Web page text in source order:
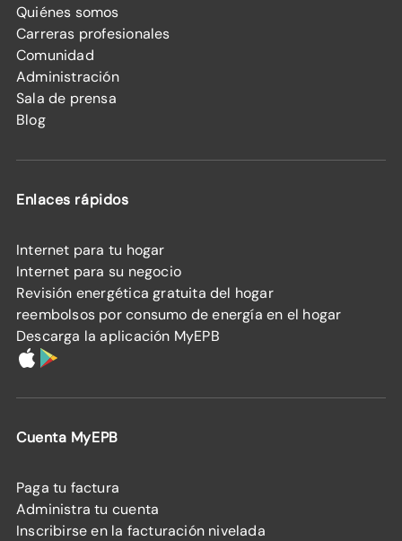
Quiénes somos
Carreras profesionales
Comunidad
Administración
Sala de prensa
Blog
Enlaces rápidos
Internet para tu hogar
Internet para su negocio
Revisión energética gratuita del hogar
reembolsos por consumo de energía en el hogar
Descarga la aplicación MyEPB
Cuenta MyEPB
Paga tu factura
Administra tu cuenta
Inscribirse en la facturación nivelada